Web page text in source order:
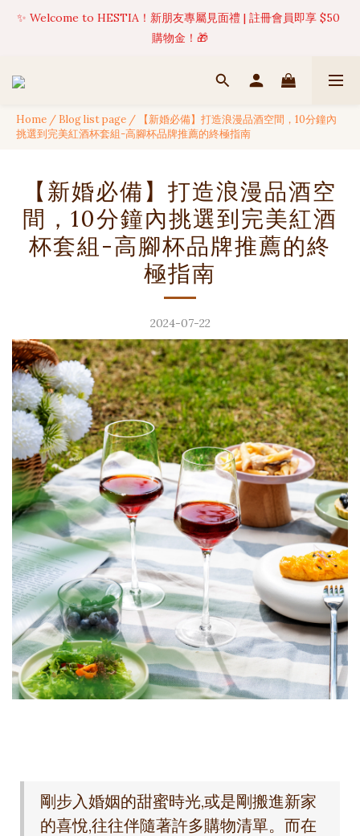
✦ 美好值得等待 | 現貨商品將於訂單成立後1-5個工作天內(不含例
假日)完成出貨 🚚
✨ Welcome to HESTIA！新朋友專屬見面禮 | 註冊會員即享 $50
購物金！🎁
🍹 【NEW ARRIVALS 】🌴 熱帶島嶼系列全新上架 | 現貨限量發售
✦ 美好值得等待 | 現貨商品將於訂單成立後1-5個工作天內(不含例
Home / Blog list page /
【新婚必備】打造浪漫品酒空間，10分鐘內
挑選到完美紅酒杯套組-高腳杯品牌推薦的終極指南
【新婚必備】打造浪漫品酒空
間，10分鐘內挑選到完美紅酒
杯套組-高腳杯品牌推薦的終
極指南
2024-07-22
剛步入婚姻的甜蜜時光,或是剛搬進新家
的喜悅,往往伴隨著許多購物清單。而在